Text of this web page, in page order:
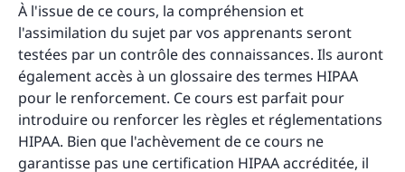
À l'issue de ce cours, la compréhension et
l'assimilation du sujet par vos apprenants seront
testées par un contrôle des connaissances. Ils auront
également accès à un glossaire des termes HIPAA
pour le renforcement. Ce cours est parfait pour
introduire ou renforcer les règles et réglementations
HIPAA. Bien que l'achèvement de ce cours ne
garantisse pas une certification HIPAA accréditée, il